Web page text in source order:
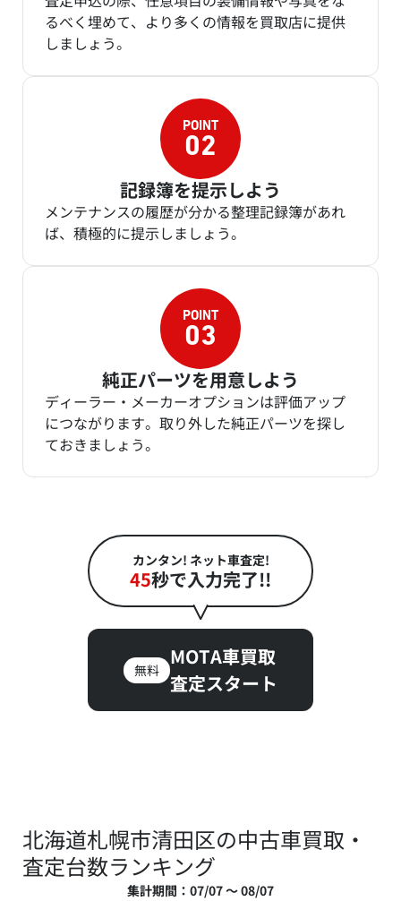
るべく埋めて、より多くの情報を買取店に提供
しましょう。
記録簿を提示しよう
メンテナンスの履歴が分かる整理記録簿があれ
ば、積極的に提示しましょう。
純正パーツを用意しよう
ディーラー・メーカーオプションは評価アップ
につながります。取り外した純正パーツを探し
ておきましょう。
カンタン! ネット車査定!
45秒で入力完了!!
無料
MOTA車買取
査定スタート
北海道札幌市清田区の中古車買取・
査定台数ランキング
集計期間：07/07 ～ 08/07